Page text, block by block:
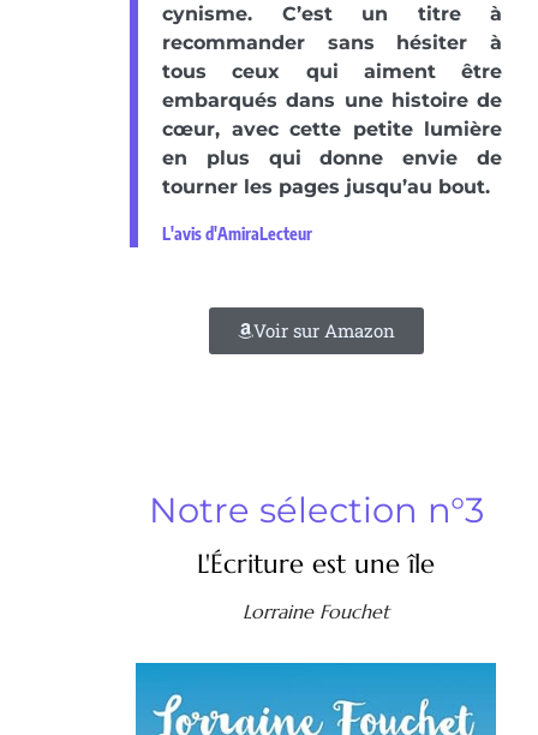
cynisme. C’est un titre à
recommander sans hésiter à
tous ceux qui aiment être
embarqués dans une histoire de
cœur, avec cette petite lumière
en plus qui donne envie de
tourner les pages jusqu’au bout.
L'avis d'AmiraLecteur
Voir sur Amazon
Notre sélection n°3
L'Écriture est une île
Lorraine Fouchet